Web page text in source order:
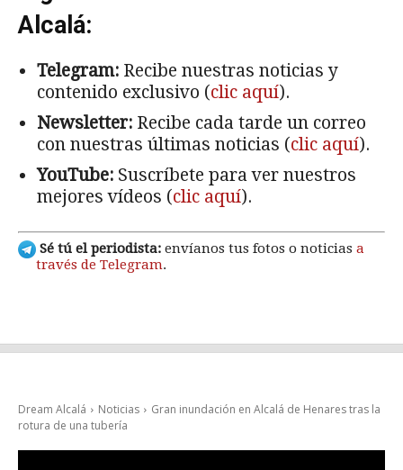
Alcalá:
Telegram: Recibe nuestras noticias y
contenido exclusivo (clic aquí).
Newsletter: Recibe cada tarde un correo
con nuestras últimas noticias (clic aquí).
YouTube: Suscríbete para ver nuestros
mejores vídeos (clic aquí).
Sé tú el periodista: envíanos tus fotos o noticias a
través de Telegram.